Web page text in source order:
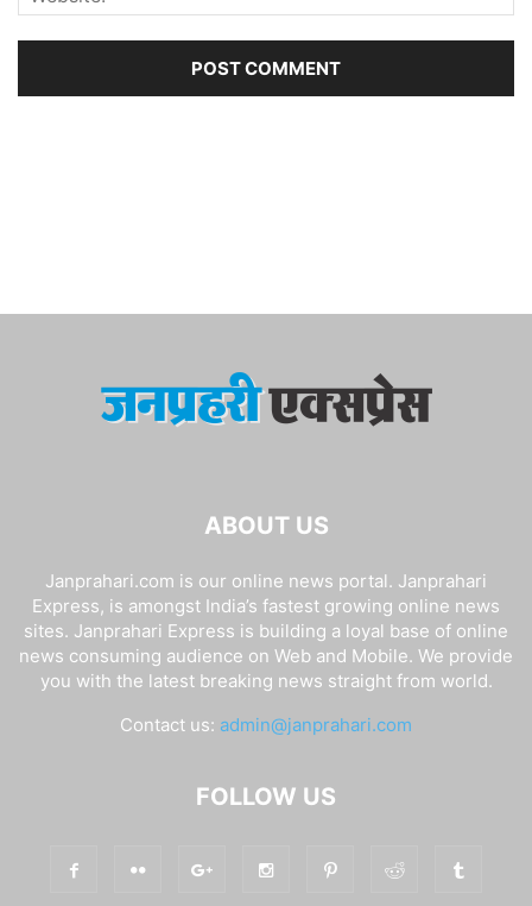
ABOUT US
Janprahari.com is our online news portal. Janprahari
Express, is amongst India’s fastest growing online news
sites. Janprahari Express is building a loyal base of online
news consuming audience on Web and Mobile. We provide
you with the latest breaking news straight from world.
Contact us: admin@janprahari.com
FOLLOW US